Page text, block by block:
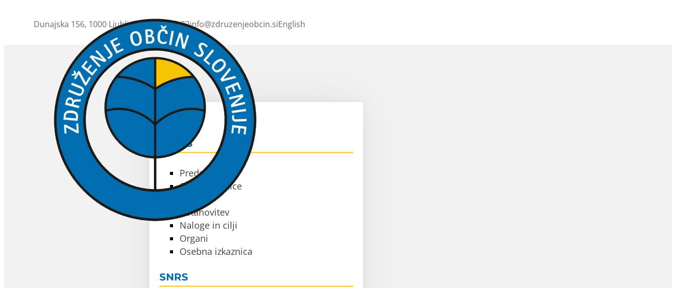
Dunajska 156, 1000 Ljubljana01 230 63 32info@zdruzenjeobcin.siEnglish
ZOS
O ZOS
Predstavitev
Občine članice
Ustanovitev
Naloge in cilji
Organi
Osebna izkaznica
SNRS